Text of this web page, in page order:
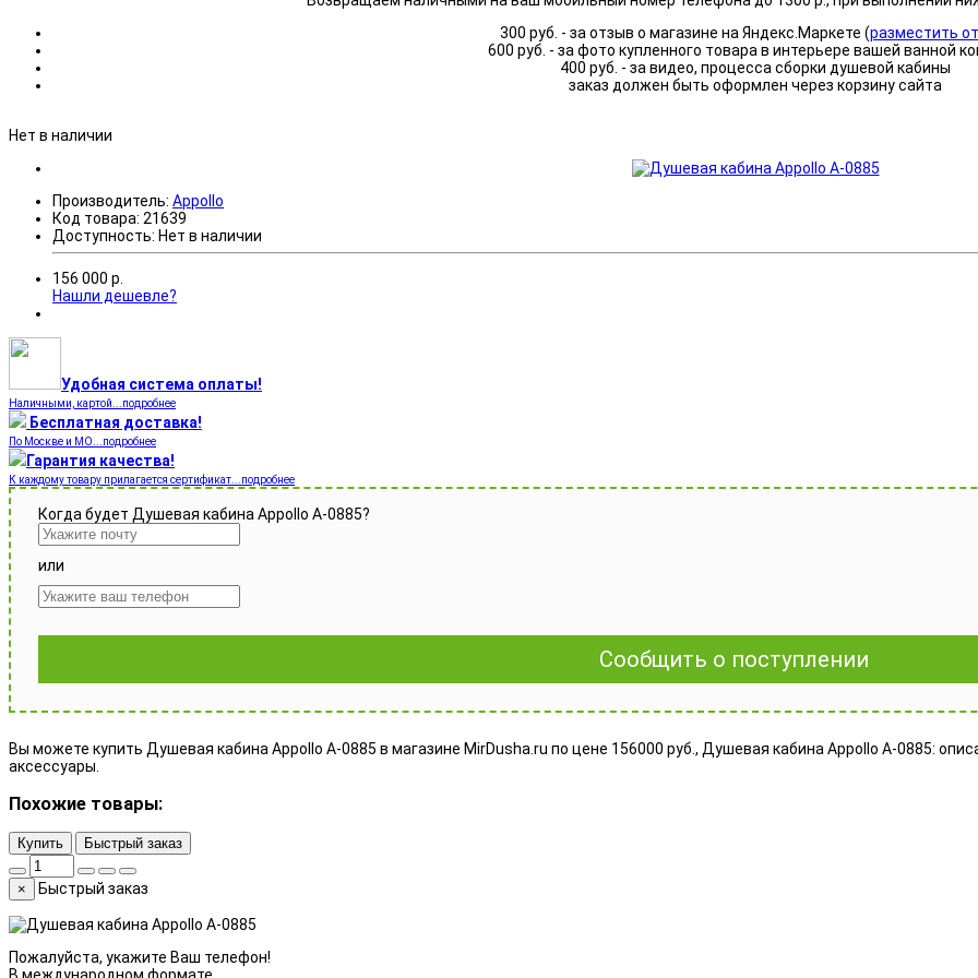
300 руб. - за отзыв о магазине на Яндекс.Маркете (разместить
600 руб. - за фото купленного товара в интерьере вашей ванной
400 руб. - за видео, процесса сборки душевой кабины
заказ должен быть оформлен через корзину сайта
Нет в наличии
Производитель: Appollo
Код товара: 21639
Доступность: Нет в наличии
156 000 р.
Нашли дешевле?
Удобная система оплаты!
Наличными, картой...подробнее
Бесплатная доставка!
По Москве и МО...подробнее
Гарантия качества!
К каждому товару прилагается сертификат...подробнее
Когда будет Душевая кабина Appollo A-0885?
или
Сообщить о поступлении
Вы можете купить Душевая кабина Appollo A-0885 в магазине MirDusha.ru по цене 156000 руб., Душевая кабина Appollo A-0885:
аксессуары.
Похожие товары:
Купить Быстрый заказ
× Быстрый заказ
Пожалуйста, укажите Ваш телефон!